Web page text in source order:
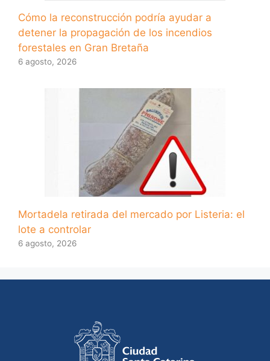
Cómo la reconstrucción podría ayudar a
detener la propagación de los incendios
forestales en Gran Bretaña
6 agosto, 2026
Mortadela retirada del mercado por Listeria: el
lote a controlar
6 agosto, 2026